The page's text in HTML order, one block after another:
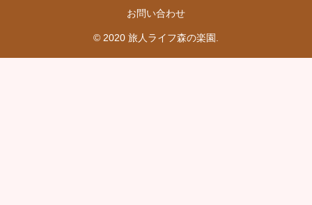
お問い合わせ
© 2020 旅人ライフ森の楽園.